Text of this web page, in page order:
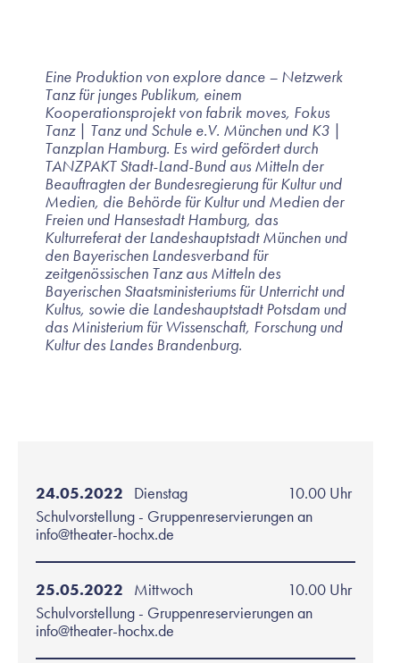
Eine Produktion von explore dance – Netzwerk
Tanz für junges Publikum, einem
Kooperationsprojekt von fabrik moves, Fokus
Tanz | Tanz und Schule e.V. München und K3 |
Tanzplan Hamburg. Es wird gefördert durch
TANZPAKT Stadt-Land-Bund aus Mitteln der
Beauftragten der Bundesregierung für Kultur und
Medien, die Behörde für Kultur und Medien der
Freien und Hansestadt Hamburg, das
Kulturreferat der Landeshauptstadt München und
den Bayerischen Landesverband für
zeitgenössischen Tanz aus Mitteln des
Bayerischen Staatsministeriums für Unterricht und
Kultus, sowie die Landeshauptstadt Potsdam und
das Ministerium für Wissenschaft, Forschung und
Kultur des Landes Brandenburg.
24.05.2022 Dienstag
10.00 Uhr
Schulvorstellung - Gruppenreservierungen an
info@theater-hochx.de
25.05.2022 Mittwoch
10.00 Uhr
Schulvorstellung - Gruppenreservierungen an
info@theater-hochx.de